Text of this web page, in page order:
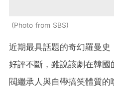
Photo from SBS
近期最具話題的奇幻羅曼
好評不斷，雖說該劇在韓
閥繼承人與自帶搞笑體質